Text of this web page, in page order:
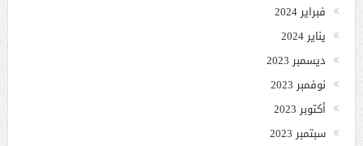
فبراير 2024
يناير 2024
ديسمبر 2023
نوفمبر 2023
أكتوبر 2023
سبتمبر 2023